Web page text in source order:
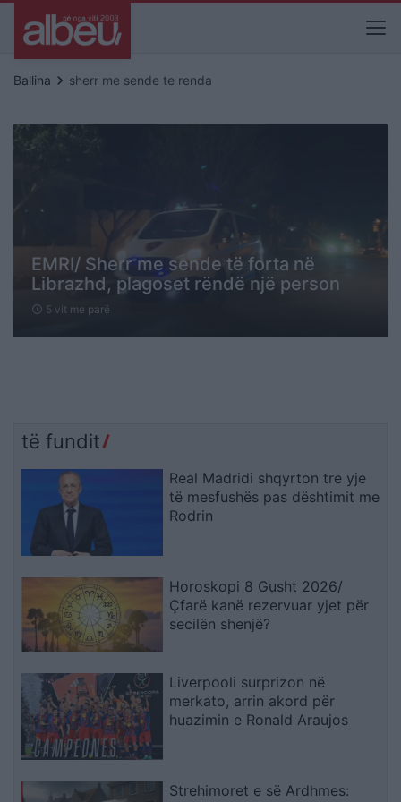
Ballina keyboard_arrow_right sherr me sende te renda
EMRI/ Sherr me sende të forta në
Librazhd, plagoset rëndë një person
schedule 5 vit me parë
të fundit
Real Madridi shqyrton tre yje
të mesfushës pas dështimit me
Rodrin
Horoskopi 8 Gusht 2026/
Çfarë kanë rezervuar yjet për
secilën shenjë?
Liverpooli surprizon në
merkato, arrin akord për
huazimin e Ronald Araujos
Strehimoret e së Ardhmes: